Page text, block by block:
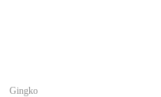
Gingko